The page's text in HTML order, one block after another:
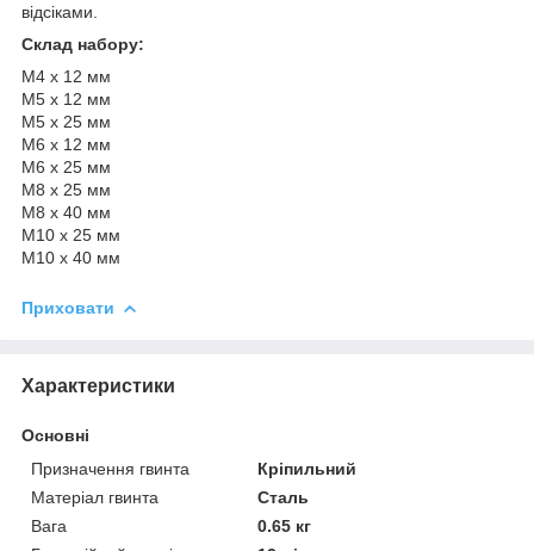
відсіками.
Склад набору:
М4 х 12 мм
М5 х 12 мм
М5 х 25 мм
М6 х 12 мм
М6 х 25 мм
М8 х 25 мм
М8 х 40 мм
М10 х 25 мм
М10 х 40 мм
Приховати
Характеристики
Основні
Призначення гвинта
Кріпильний
Матеріал гвинта
Сталь
Вага
0.65 кг